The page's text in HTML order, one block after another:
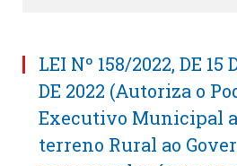
LEI Nº 158/2022, DE 15
DE 2022 (Autoriza o
Executivo Municipal
terreno Rural ao